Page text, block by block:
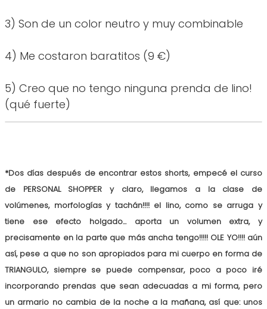
3) Son de un color neutro y muy combinable
4) Me costaron baratitos (9 €)
5) Creo que no tengo ninguna prenda de lino!
(qué fuerte)
*Dos días después de encontrar estos shorts, empecé el curso
de PERSONAL SHOPPER y claro, llegamos a la clase de
volúmenes, morfologías y tachán!!!! el lino, como se arruga y
tiene ese efecto holgado... aporta un volumen extra, y
precisamente en la parte que más ancha tengo!!!!! OLE YO!!!! aún
así, pese a que no son apropiados para mi cuerpo en forma de
TRIANGULO, siempre se puede compensar, poco a poco iré
incorporando prendas que sean adecuadas a mi forma, pero
un armario no cambia de la noche a la mañana, así que: unos